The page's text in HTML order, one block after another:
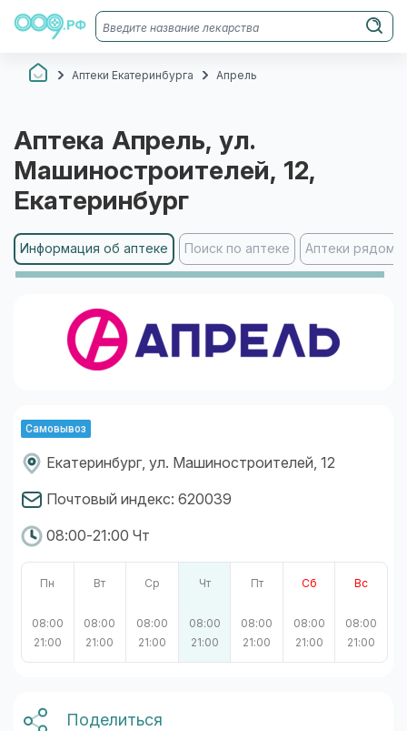
Аптеки Екатеринбурга Апрель
Аптека Апрель, ул.
Машиностроителей, 12,
Екатеринбург
Информация об аптеке Поиск по аптеке Аптеки рядом
Самовывоз
Екатеринбург, ул. Машиностроителей, 12
Почтовый индекс: 620039
08:00-21:00 Чт
Пн
08:00
21:00
Вт
08:00
21:00
Ср
08:00
21:00
Чт
08:00
21:00
Пт
08:00
21:00
Сб
08:00
21:00
Вс
08:00
21:00
Поделиться